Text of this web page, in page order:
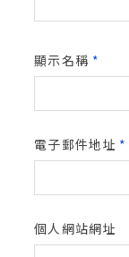
顯示名稱 *
電子郵件地址 *
個人網站網址